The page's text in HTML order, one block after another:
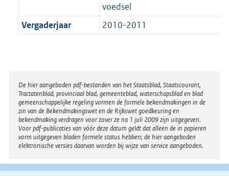
voedsel
Vergaderjaar
2010-2011
Disclaimer
De hier aangeboden pdf-bestanden van het Staatsblad, Staatscourant,
Tractatenblad, provinciaal blad, gemeenteblad, waterschapsblad en blad
gemeenschappelijke regeling vormen de formele bekendmakingen in de
zin van de Bekendmakingswet en de Rijkswet goedkeuring en
bekendmaking verdragen voor zover ze na 1 juli 2009 zijn uitgegeven.
Voor pdf-publicaties van vóór deze datum geldt dat alleen de in papieren
vorm uitgegeven bladen formele status hebben; de hier aangeboden
elektronische versies daarvan worden bij wijze van service aangeboden.